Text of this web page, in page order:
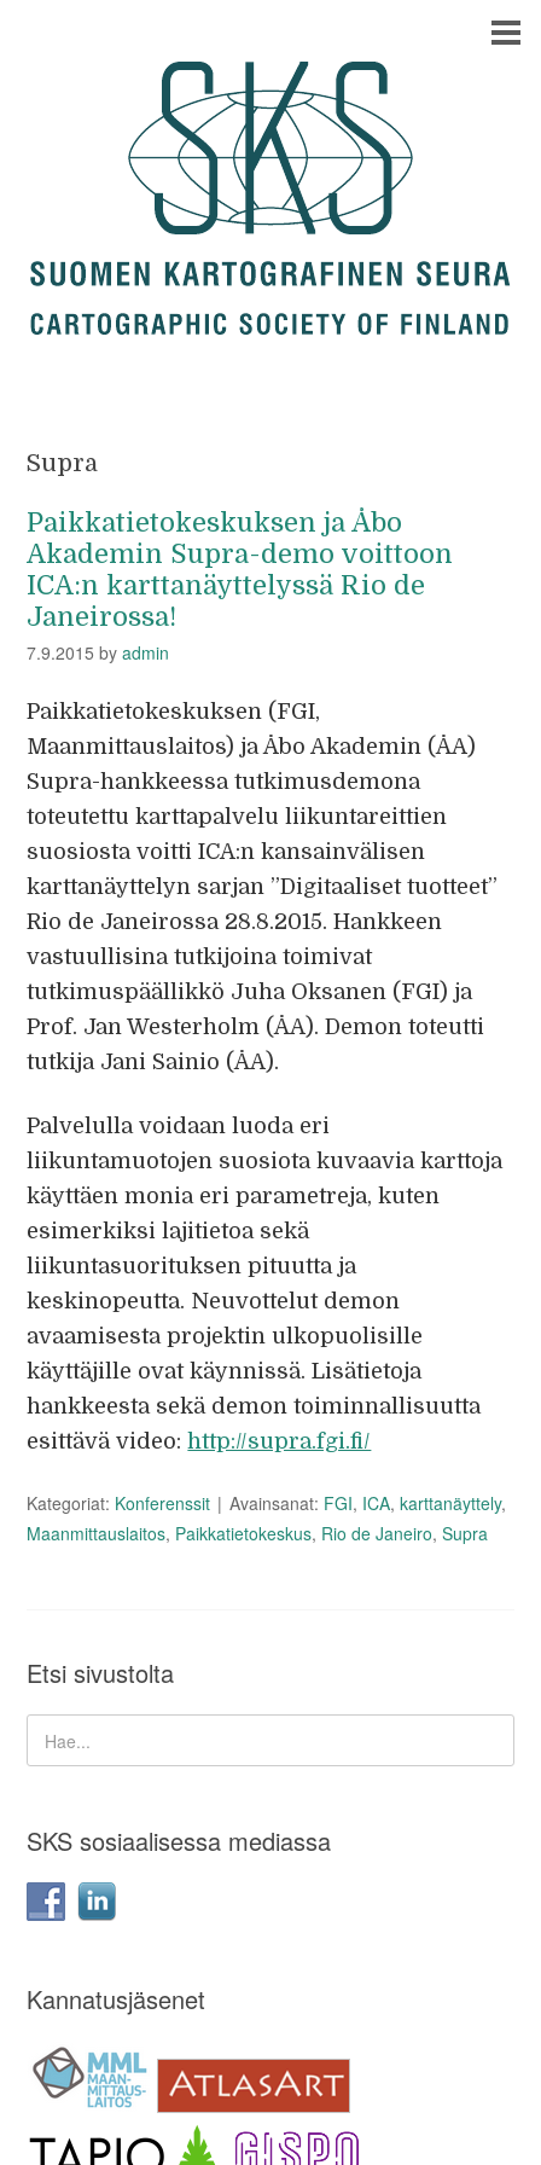
Supra
Paikkatietokeskuksen ja Åbo
Akademin Supra-demo voittoon
ICA:n karttanäyttelyssä Rio de
Janeirossa!
7.9.2015 byadmin
Paikkatietokeskuksen (FGI,
Maanmittauslaitos) ja Åbo Akademin (ÅA)
Supra-hankkeessa tutkimusdemona
toteutettu karttapalvelu liikuntareittien
suosiosta voitti ICA:n kansainvälisen
karttanäyttelyn sarjan ”Digitaaliset tuotteet”
Rio de Janeirossa 28.8.2015. Hankkeen
vastuullisina tutkijoina toimivat
tutkimuspäällikkö Juha Oksanen (FGI) ja
Prof. Jan Westerholm (ÅA). Demon toteutti
tutkija Jani Sainio (ÅA).
Palvelulla voidaan luoda eri
liikuntamuotojen suosiota kuvaavia karttoja
käyttäen monia eri parametreja, kuten
esimerkiksi lajitietoa sekä
liikuntasuorituksen pituutta ja
keskinopeutta. Neuvottelut demon
avaamisesta projektin ulkopuolisille
käyttäjille ovat käynnissä. Lisätietoja
hankkeesta sekä demon toiminnallisuutta
esittävä video:http://supra.fgi.fi/
Kategoriat: Konferenssit Avainsanat: FGI, ICA,karttanäyttely,
Maanmittauslaitos, Paikkatietokeskus, Rio de Janeiro,Supra
Etsi sivustolta
SKS sosiaalisessa mediassa
Kannatusjäsenet